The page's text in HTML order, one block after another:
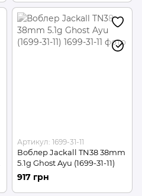
Артикул: 1699-31-11
Воблер Jackall TN38 38mm
5.1g Ghost Ayu (1699-31-11)
917 грн